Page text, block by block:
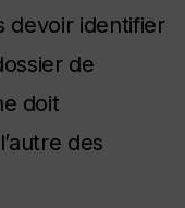
devoir identifier
de
doit
des